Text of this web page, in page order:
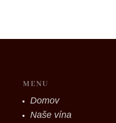
MENU
Domov
Naše vína